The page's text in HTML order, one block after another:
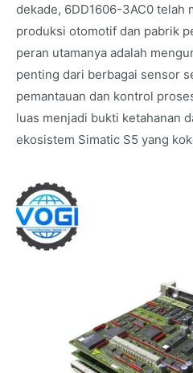
dekade, 6DD1606-3AC0 telah
produksi otomotif dan pabrik
peran utamanya adalah
penting dari berbagai sensor
pemantauan dan kontrol
luas menjadi bukti ketahanan
ekosistem Simatic S5 yang